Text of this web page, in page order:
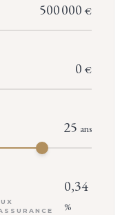
500 000 €
0 €
25 ans
0,34
%